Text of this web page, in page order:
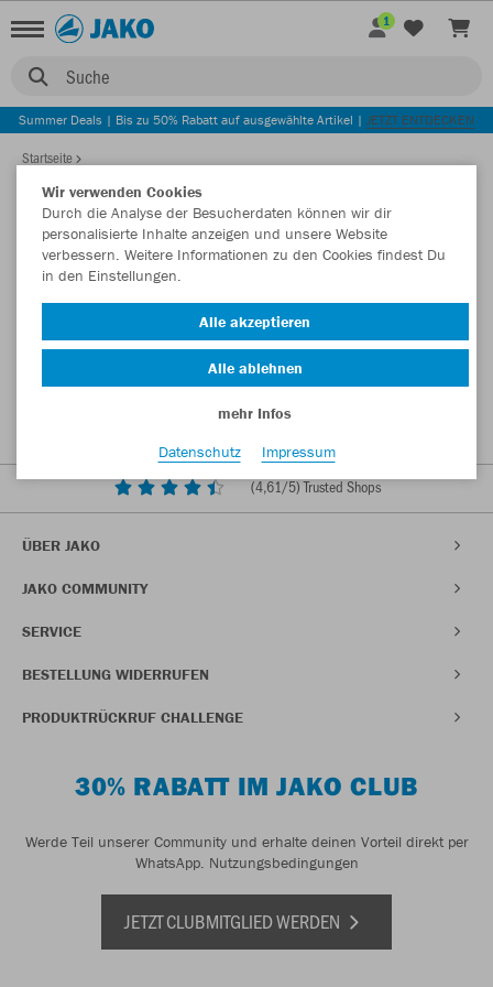
Suche
1
Summer Deals | Bis zu 50% Rabatt auf ausgewählte Artikel | JETZT ENTDECKEN
Startseite
(4,61/5) Trusted Shops
ÜBER JAKO
JAKO COMMUNITY
SERVICE
BESTELLUNG WIDERRUFEN
PRODUKTRÜCKRUF CHALLENGE
30% RABATT IM JAKO CLUB
Werde Teil unserer Community und erhalte deinen Vorteil direkt per
WhatsApp. Nutzungsbedingungen
JETZT CLUBMITGLIED WERDEN
Wir verwenden Cookies
Durch die Analyse der Besucherdaten können wir dir
personalisierte Inhalte anzeigen und unsere Website
verbessern. Weitere Informationen zu den Cookies findest Du
in den Einstellungen.
Alle akzeptieren
Alle ablehnen
mehr Infos
Datenschutz
Impressum